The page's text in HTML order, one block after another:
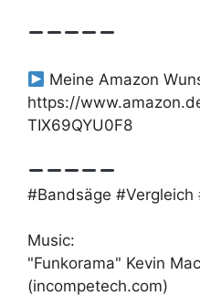
Meine Amazon
https://
TIX69QYU0F8
#Bandsäge #Vergleich
Music:
"Funkorama" Kevin
(incompetech.com)